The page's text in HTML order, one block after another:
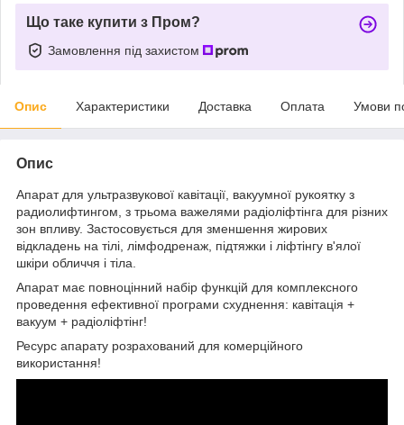
Що таке купити з Пром?
Замовлення під захистом
Опис Характеристики Доставка Оплата Умови
Опис
Апарат для ультразвукової кавітації, вакуумної рукоятку з
радиолифтингом, з трьома важелями радіоліфтінга для різних
зон впливу. Застосовується для зменшення жирових
відкладень на тілі, лімфодренаж, підтяжки і ліфтінгу в'ялої
шкіри обличчя і тіла.
Апарат має повноцінний набір функцій для комплексного
проведення ефективної програми схуднення: кавітація +
вакуум + радіоліфтінг!
Ресурс апарату розрахований для комерційного
використання!